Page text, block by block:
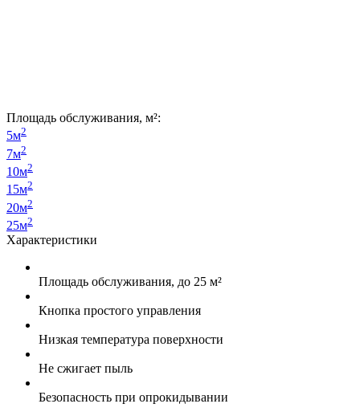
Площадь обслуживания, м²:
5м2
7м2
10м2
15м2
20м2
25м2
Характеристики
Площадь обслуживания, до 25 м²
Кнопка простого управления
Низкая температура поверхности
Не сжигает пыль
Безопасность при опрокидывании